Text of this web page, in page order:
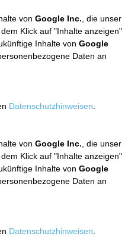
von Google Inc. , die unser
Klick auf "Inhalte anzeigen"
Inhalte von Google
Daten an
Datenschutzhinweisen
von Google Inc. , die unser
Klick auf "Inhalte anzeigen"
Inhalte von Google
Daten an
Datenschutzhinweisen